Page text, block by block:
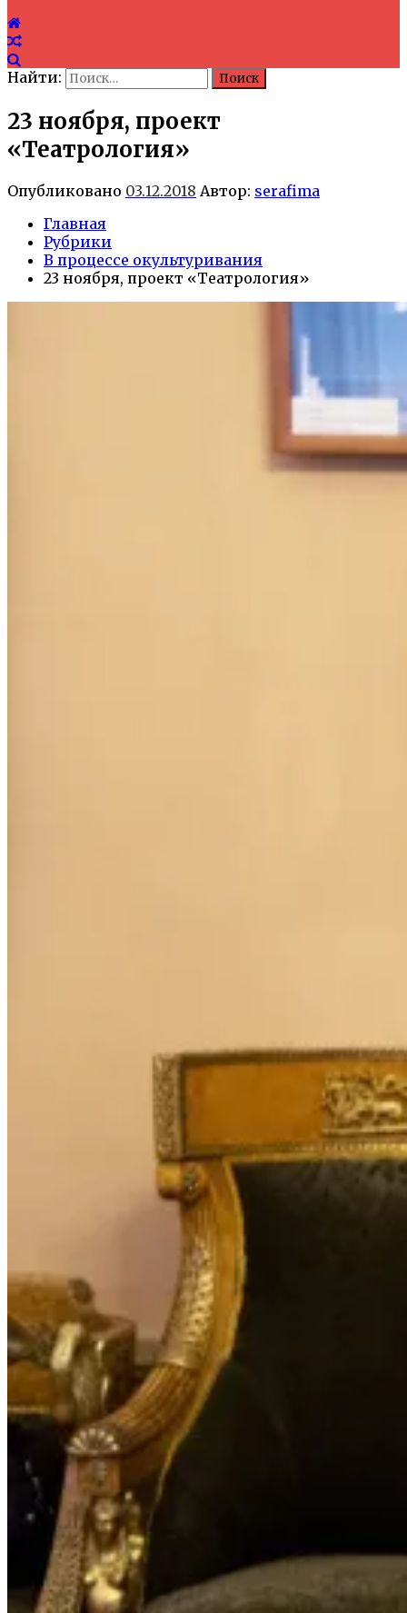
Найти:
23 ноября, проект
«Театрология»
Опубликовано 03.12.2018 Автор: serafima
Главная
Рубрики
В процессе окультуривания
23 ноября, проект «Театрология»